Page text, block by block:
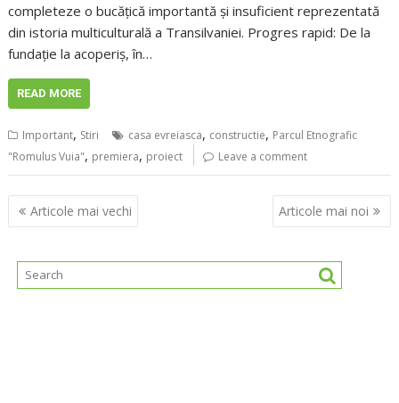
completeze o bucățică importantă și insuficient reprezentată
din istoria multiculturală a Transilvaniei. Progres rapid: De la
fundație la acoperiș, în…
READ MORE
Important, Stiri casa evreiasca, constructie, Parcul Etnografic
"Romulus Vuia", premiera, proiect Leave a comment
Navigare
în
Articole mai vechi Articole mai noi